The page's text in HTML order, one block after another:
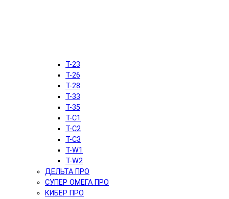
T-23
T-26
T-28
T-33
T-35
T-C1
T-C2
T-C3
T-W1
T-W2
ДЕЛЬТА ПРО
СУПЕР ОМЕГА ПРО
КИБЕР ПРО